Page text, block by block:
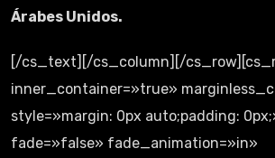
Árabes Unidos.
[/cs_text][/cs_column][/
inner_container=»true»
style=»margin: 0px auto;padding:
fade=»false» fade_animation=»in»